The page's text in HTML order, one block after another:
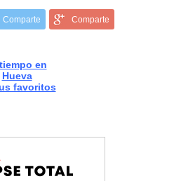
Comparte Comparte
en
Hueva
favoritos